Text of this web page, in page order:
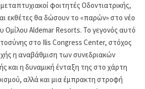
μεταπτυχιακοί φοιτητές Οδοντιατρικής,
εκθέτες θα δώσουν το «παρών» στο νέο
Ομίλου Aldemar Resorts. Το γεγονός αυτό
στο Ilis Congress Center, στόχος
η αναβάθμιση των συνεδριακών
και η δυναμική ένταξη της στο χάρτη
αλλά και μια έμπρακτη στροφή